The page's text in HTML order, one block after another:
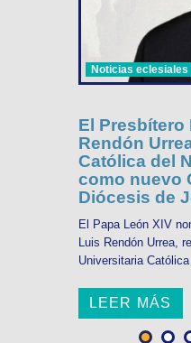
Noticias eclesiales
El Presbítero
Rendón
Católica del
como nuevo
Diócesis de
El Papa León XIV
Luis Rendón Urrea,
Universitaria
LEER MÁS